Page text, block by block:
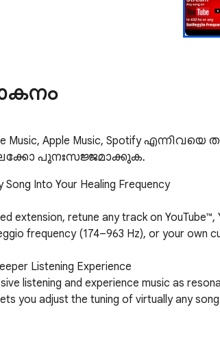
Music, Apple Music, Spotify
പുനഃസജ്ജമാക്കുക.
Song Into Your Healing Frequency
extension, retune any track on
frequency (174–963 Hz), or your own
Listening Experience
listening and experience music as
you adjust the tuning of virtually any